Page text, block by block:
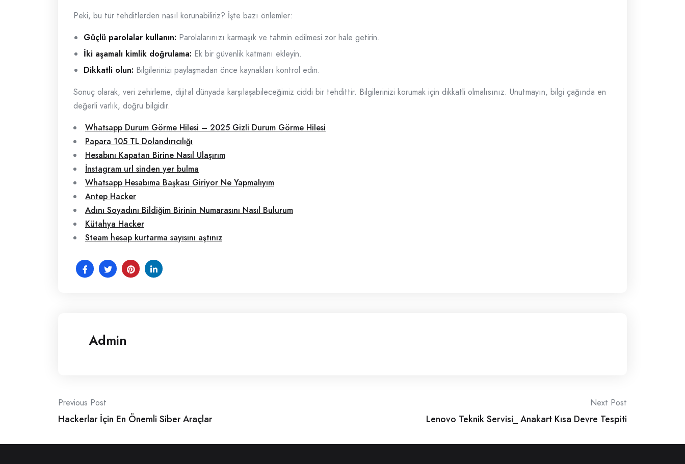
Peki, bu tür tehditlerden nasıl korunabiliriz? İşte bazı önlemler:
Güçlü parolalar kullanın: Parolalarınızı karmaşık ve tahmin edilmesi zor hale getirin.
İki aşamalı kimlik doğrulama: Ek bir güvenlik katmanı ekleyin.
Dikkatli olun: Bilgilerinizi paylaşmadan önce kaynakları kontrol edin.
Sonuç olarak, veri zehirleme, dijital dünyada karşılaşabileceğimiz ciddi bir tehdittir. Bilgilerinizi korumak için dikkatli olmalısınız. Unutmayın, bilgi çağında en
değerli varlık, doğru bilgidir.
Whatsapp Durum Görme Hilesi – 2025 Gizli Durum Görme Hilesi
Papara 105 TL Dolandırıcılığı
Hesabını Kapatan Birine Nasıl Ulaşırım
İnstagram url sinden yer bulma
Whatsapp Hesabıma Başkası Giriyor Ne Yapmalıyım
Antep Hacker
Adını Soyadını Bildiğim Birinin Numarasını Nasıl Bulurum
Kütahya Hacker
Steam hesap kurtarma sayısını aştınız
Admin
Post
navigation
Previous Post
Hackerlar İçin En Önemli Siber Araçlar
Next Post
Lenovo Teknik Servisi_ Anakart Kısa Devre Tespiti